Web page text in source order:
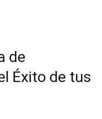
de
Éxito de tus